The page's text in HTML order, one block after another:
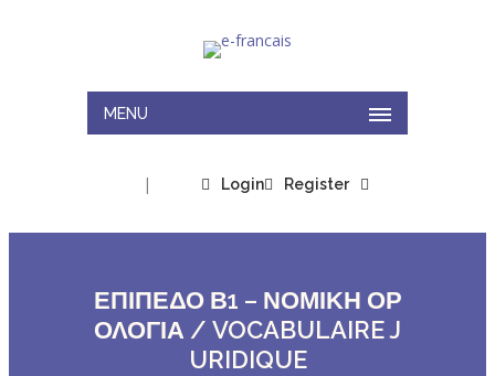
MENU
Login
| Register
ΕΠΙΠΕΔΟ Β1 – ΝΟΜΙΚΗ ΟΡ
ΟΛΟΓΙΑ / VOCABULAIRE J
URIDIQUE